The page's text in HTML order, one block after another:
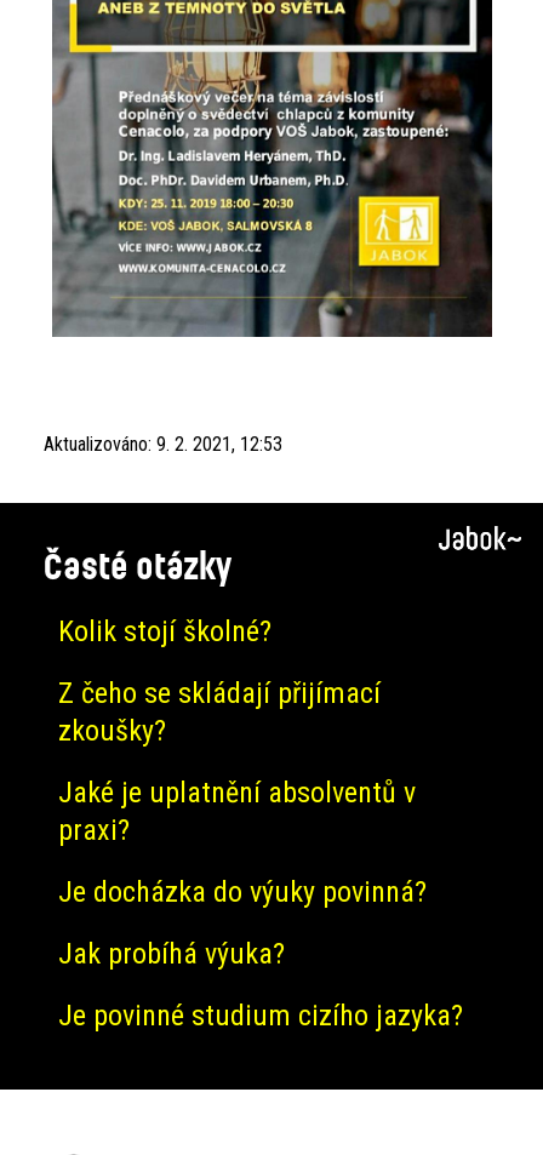
Aktualizováno: 9. 2. 2021, 12:53
Časté otázky
Kolik stojí školné?
Z čeho se skládají přijímací
zkoušky?
Jaké je uplatnění absolventů v
praxi?
Je docházka do výuky povinná?
Jak probíhá výuka?
Je povinné studium cizího jazyka?